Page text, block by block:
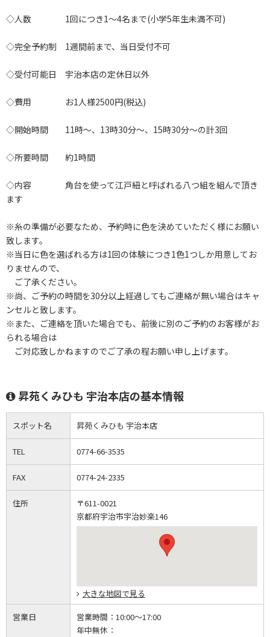
◇人数 1回につき1～4名まで(小学5年生未満不可)
◇完全予約制 1週間前まで、当日受付不可
◇受付可能日 宇治本店の定休日以外
◇費用 お1人様2500円(税込)
◇開始時間 11時～、13時30分～、15時30分～の計3回
◇所要時間 約1時間
◇内容 角台を使って江戸紐と呼ばれる八つ組を組んで頂き
ます
※糸の準備が必要なため、予約時に色を決めていただく様にお願い
致します。
※当日に色を選ばれる方は1回の体験につき1色1つしか用意してお
りませんので、
ご了承ください。
※尚、ご予約の時間を30分以上経過してもご連絡が無い場合はキャ
ンセルと致します。
※また、ご連絡を頂いた場合でも、前後に別のご予約のお客様がお
られる場合は
ご対応致しかねますのでご了承の程お願い申し上げます。
昇苑くみひも 宇治本店の基本情報
スポット名 昇苑くみひも 宇治本店
TEL 0774-66-3535
FAX 0774-24-2335
住所
〒611-0021
京都府宇治市宇治妙楽146
大きな地図で見る
営業日 営業時間： 10:00～17:00
年中無休：